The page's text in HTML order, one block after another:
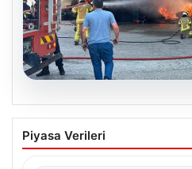
06.08.2026
Dumanlar ilçeyi
tamirhanede yangın
Piyasa Verileri